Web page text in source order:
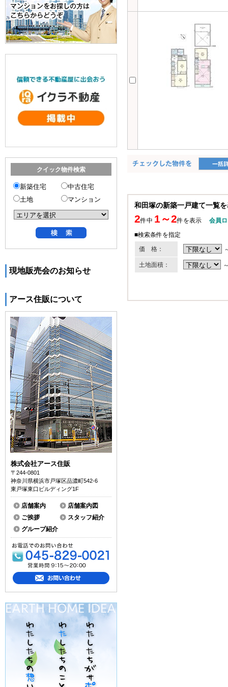
和田塚の新築一戸建て一覧
2件中 1～2件を表示
会員
■検索条件を指定
価 格：
土地面積：
クイック物件検索
新築住宅
中古住宅
土地
マンション
現地販売会のお知らせ
アース住販について
株式会社アース住販
〒244-0801
神奈川県横浜市戸塚区品濃町542-6
東戸塚東口ビルディング1F
店舗案内
店舗案内図
ご挨拶
スタッフ紹介
グループ紹介